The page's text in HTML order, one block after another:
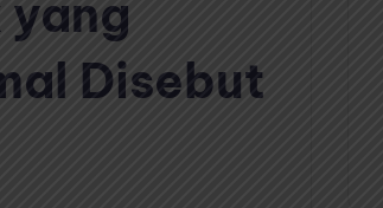
yang
Disebut